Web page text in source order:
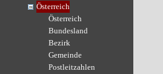
Österreich
Österreich
Bundesland
Bezirk
Gemeinde
Postleitzahlen